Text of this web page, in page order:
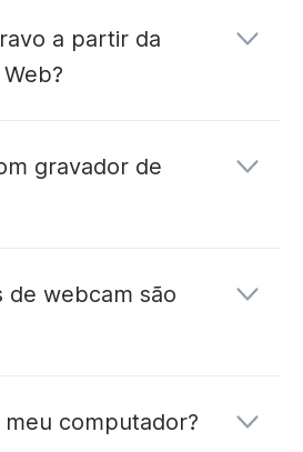
a partir da
gravador de
de webcam são
meu computador?